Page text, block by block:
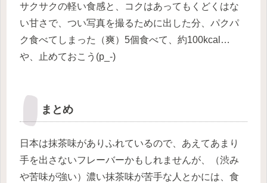
サクサクの軽い食感と、コクはあってもくどくはな
い甘さで、つい写真を撮るために出した分、パクパ
ク食べてしまった（爽）5個食べて、約100kcal…
や、止めておこう(p_-)
まとめ
日本は抹茶味がありふれているので、あえてあまり
手を出さないフレーバーかもしれませんが、（渋み
や苦味が強い）濃い抹茶味が苦手な人とかには、食